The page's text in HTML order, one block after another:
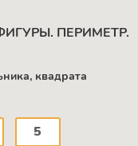
ПЕРИМЕТР.
квадрата
5